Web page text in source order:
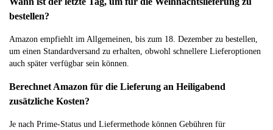
bestellen?
Amazon empfiehlt im Allgemeinen, bis zum 18. Dezember zu bestellen,
um einen Standardversand zu erhalten, obwohl schnellere Lieferoptionen
auch später verfügbar sein können.
Berechnet Amazon für die Lieferung an Heiligabend
zusätzliche Kosten?
Je nach Prime-Status und Liefermethode können Gebühren für